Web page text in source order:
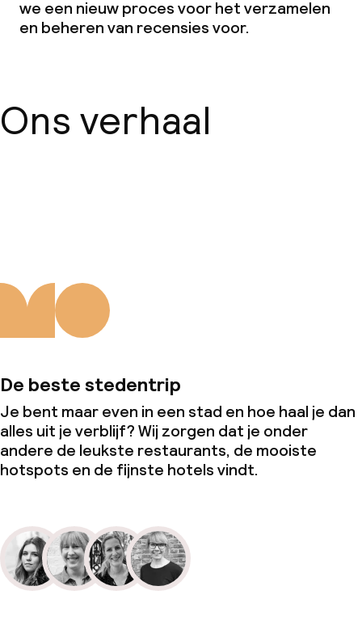
we een nieuw proces voor het verzamelen
en beheren van recensies voor.
Ons verhaal
De beste stedentrip
Je bent maar even in een stad en hoe haal je dan
alles uit je verblijf? Wij zorgen dat je onder
andere de leukste restaurants, de mooiste
hotspots en de fijnste hotels vindt.